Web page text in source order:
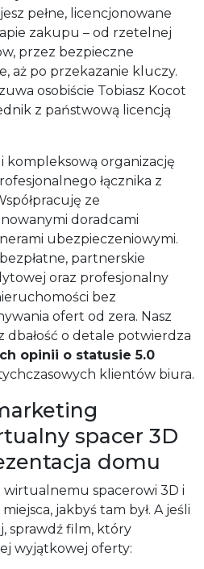
pełne, licencjonowane
zakupu – od rzetelnej
przez bezpieczne
aż po przekazanie kluczy.
osobiście Tobiasz Kocot
z państwową licencją
kompleksową organizację
łącznika z
ze
doradcami
ubezpieczeniowymi.
partnerskie
oraz profesjonalny
bez
ofert od zera. Nasz
o detale potwierdza
opinii o statusie 5.0
klientów biura.
spacer 3D
domu
spacerowi 3D i
jakbyś tam był. A jeśli
sprawdź film, który
wyjątkowej oferty: